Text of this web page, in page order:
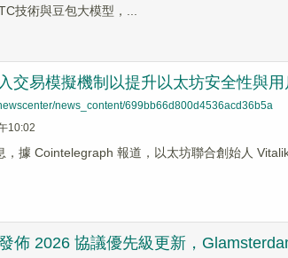
技術與豆包大模型，...
交易模擬機制以提升以太坊安全性與
news_content/699bb66d800d4536acd36b5a
10:02
，據 Cointelegraph 報道，以太坊聯合創始人
佈 2026 協議優先級更新，